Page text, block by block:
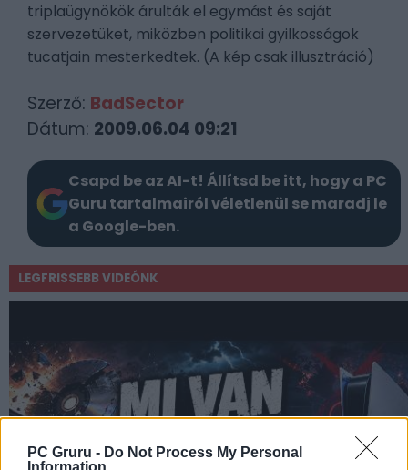
PC Gruru - Do Not Process My Personal
Information
triplaügynökök árulták el egymást és saját
szervezetüket, miközben politikai gyilkosságok
tucatjain mesterkedtek. (A kép csak illusztráció)
Szerző: BadSector
Dátum: 2009.06.04 09:21
Csapd be az AI-t! Állítsd be itt, hogy a PC
Guru tartalmairól véletlenül se maradj le
a Google-ben.
LEGFRISSEBB VIDEÓNK